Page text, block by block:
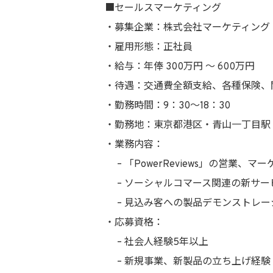
■セールスマーケティング
・募集企業：株式会社マーケティン
・雇用形態：正社員
・給与：年俸 300万円 〜 600万円
・待遇：交通費全額支給、各種保険
・勤務時間：9：30〜18：30
・勤務地：東京都港区・青山一丁目駅
・業務内容：
– 「PowerReviews」の営業、マー
– ソーシャルコマース関連の新サー
– 見込み客への製品デモンストレ
・応募資格：
– 社会人経験5年以上
– 新規事業、新製品の立ち上げ経験